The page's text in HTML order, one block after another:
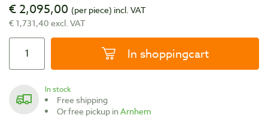
€ 2,095,00 (per piece) incl. VAT
€ 1,731,40 excl. VAT
In shoppingcart
In stock
Free shipping
Or free pickup inArnhem